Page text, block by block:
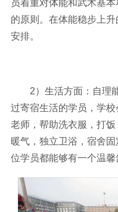
员着重对体能和武术基
的原则。在体能稳步上
安排。
2）生活方面：自理能
过寄宿生活的学员，学
老师，帮助洗衣服，打饭
暖气，独立卫浴，宿舍
位学员都能够有一个温馨